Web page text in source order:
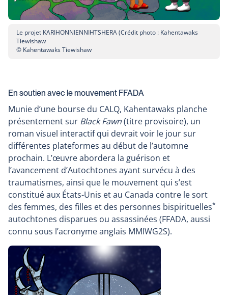
Le projet KARIHONNIENNIHTSHERA (Crédit photo : Kahentawaks
Tiewishaw
© Kahentawaks Tiewishaw
En soutien avec le mouvement FFADA
Munie d’une bourse du CALQ, Kahentawaks planche
présentement sur Black Fawn(titre provisoire), un
roman visuel interactif qui devrait voir le jour sur
différentes plateformes au début de l’automne
prochain. L’œuvre abordera la guérison et
l’avancement d’Autochtones ayant survécu à des
traumatismes, ainsi que le mouvement qui s’est
constitué aux États-Unis et au Canada contre le sort
des femmes, des filles et des personnes bispirituelles*
autochtones disparues ou assassinées (FFADA, aussi
connu sous l’acronyme anglais MMIWG2S).